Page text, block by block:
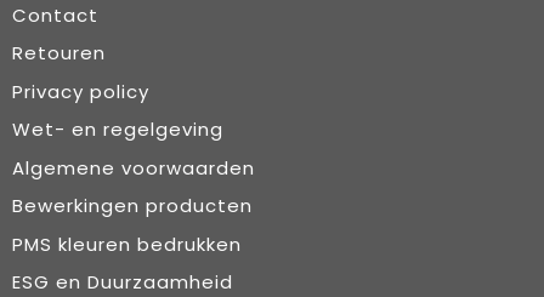
Contact
Retouren
Privacy policy
Wet- en regelgeving
Algemene voorwaarden
Bewerkingen producten
PMS kleuren bedrukken
ESG en Duurzaamheid